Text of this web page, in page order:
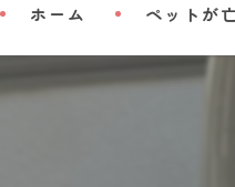
ホーム ペットが